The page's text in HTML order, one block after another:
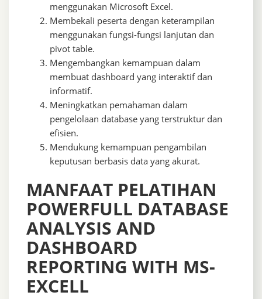
menggunakan Microsoft Excel.
Membekali peserta dengan keterampilan
menggunakan fungsi-fungsi lanjutan dan
pivot table.
Mengembangkan kemampuan dalam
membuat dashboard yang interaktif dan
informatif.
Meningkatkan pemahaman dalam
pengelolaan database yang terstruktur dan
efisien.
Mendukung kemampuan pengambilan
keputusan berbasis data yang akurat.
MANFAAT PELATIHAN
POWERFULL DATABASE
ANALYSIS AND
DASHBOARD
REPORTING WITH MS-
EXCELL